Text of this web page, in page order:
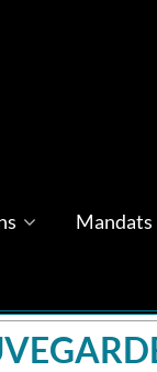
Mandats